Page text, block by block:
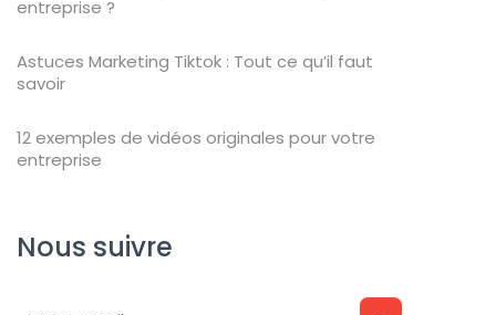
entreprise ?
Astuces Marketing Tiktok : Tout ce qu’il faut
savoir
12 exemples de vidéos originales pour votre
entreprise
Nous suivre